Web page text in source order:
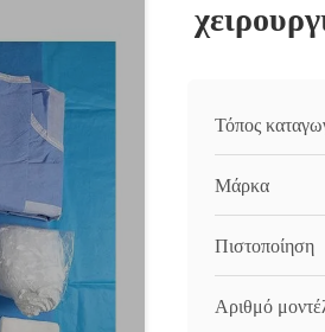
Τόπος
Μάρκα
Πιστοποίηση
Αριθμό